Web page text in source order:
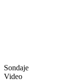
Sondaje
Video